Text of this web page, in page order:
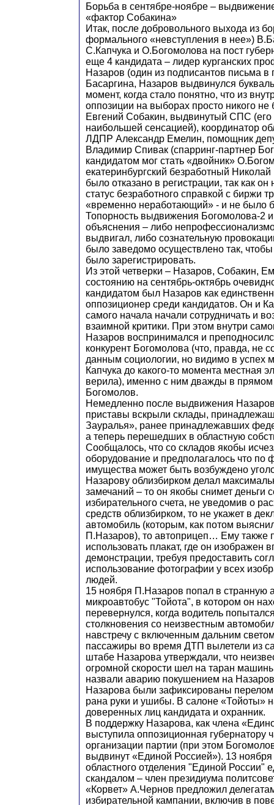
Борьба в сентябре-ноябре –
«фактор Собакина»
Итак, после добровольного выхода из
формального «невступления в нее»)
С.Капчука и О.Богомолова на пост
еще 4 кандидата – лидер курганских
Назаров (один из подписантов письма в
Басаргина, Назаров выдвинулся
момент, когда стало понятно, что из
оппозиции на выборах просто никого не
Евгений Собакин, выдвинутый СПС
наибольшей сенсацией), координатор
ЛДПР Александр Емелин, помощник
Владимир Спивак (спарринг-партнер
кандидатом мог стать «двойник»
екатеринбургский безработный
было отказано в регистрации, так как он
статус безработного справкой с биржи
«временно неработающий» - и не было
Топорность выдвижения Богомолова-2
объяснения – либо
выдвигал, либо сознательную
было заведомо осуществлено так, чтобы
было зарегистрировать.
Из этой четверки – Назаров, Собакин,
состоянию на сентябрь-октябрь
кандидатом был Назаров как
оппозиционер среди кандидатов. Он и
самого начала начали сотрудничать и
взаимной критики. При этом внутри
Назаров воспринимался и
конкурент Богомолова (что, правда, не
данным социологии, но видимо в успех
Капчука до какого-то момента местная
верила), именно с ним дважды в
Богомолов.
Немедленно после выдвижения
приставы вскрыли склады,
Зауралья», ранее принадлежавших
а теперь перешедших в областную
Сообщалось, что со складов якобы
оборудование и предполагалось что по
имущества может быть возбуждено
Назарову облизбирком делал
замечаний – то он якобы снимет деньги
избирательного счета, не уведомив о
средств облизбирком, то не укажет в
автомобиль (которым, как потом
П.Назаров), то автоприцеп… Ему также
использовать плакат, где он изображен
демонстрации, требуя предоставить
использование фотографии у всех
людей.
15 ноября П.Назаров попал в странную
микроавтобус "Тойота", в котором он
перевернулся, когда водитель
столкновения со неизвестным
навстречу с включенным дальним
пассажиры во время ДТП вылетели из
штабе Назарова утверждали, что
огромной скорости шел на таран
назвали аварию покушением на
Назарова были зафиксированы
рана руки и ушибы. В салоне «Тойоты»
доверенных лиц кандидата и охранник.
В поддержку Назарова, как члена
выступила оппозиционная губернатору
организации партии (при этом
выдвинут «Единой Россией»). 13
областного отделения "Единой России"
скандалом – член президиума
«Корвет» А.Чернов предложил
избирательной кампании, включив в